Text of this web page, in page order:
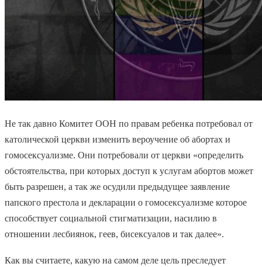
Не так давно Комитет ООН по правам ребенка потребовал от
католической церкви изменить вероучение об абортах и
гомосексуализме. Они потребовали от церкви «определить
обстоятельства, при которых доступ к услугам абортов может
быть разрешен, а так же осудили предыдущее заявление
папского престола и декларации о гомосексуализме которое
способствует социальной стигматизации, насилию в
отношении лесбиянок, геев, бисексуалов и так далее».
Как вы считаете, какую на самом деле цель преследует